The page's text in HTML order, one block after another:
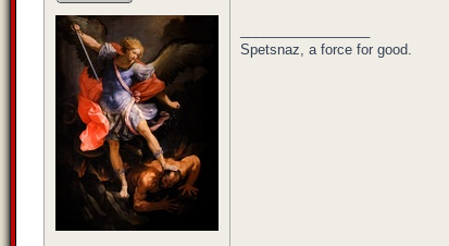
Spetsnaz, a force for good.